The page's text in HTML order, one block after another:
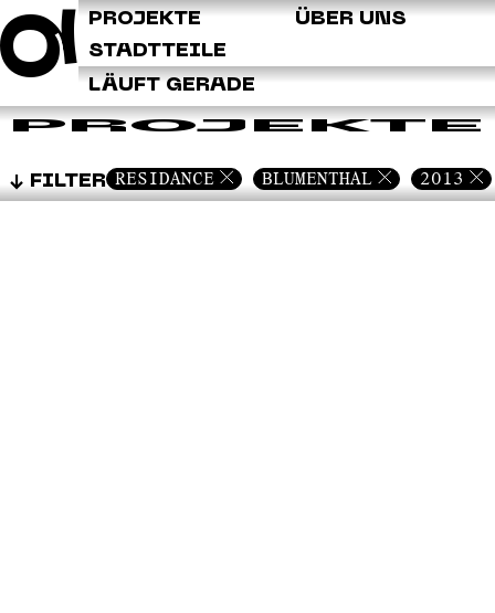
ÜBER UNS
PROJEKTE
STADTTEILE
LÄUFT GERADE
PROJEKTE
FILTER RESIDANCE BLUMENTHAL 2013